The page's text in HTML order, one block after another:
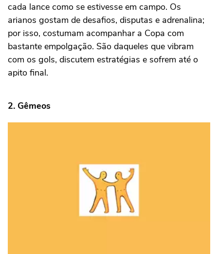
cada lance como se estivesse em campo. Os
arianos gostam de desafios, disputas e adrenalina;
por isso, costumam acompanhar a Copa com
bastante empolgação. São daqueles que vibram
com os gols, discutem estratégias e sofrem até o
apito final.
2. Gêmeos